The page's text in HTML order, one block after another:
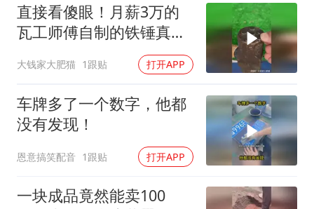
直接看傻眼！月薪3万的
瓦工师傅自制的铁锤真的
大钱家大肥猫 1跟贴 打开APP
车牌多了一个数字，他都
没有发现！
恩意搞笑配音 1跟贴 打开APP
一块成品竟然能卖100